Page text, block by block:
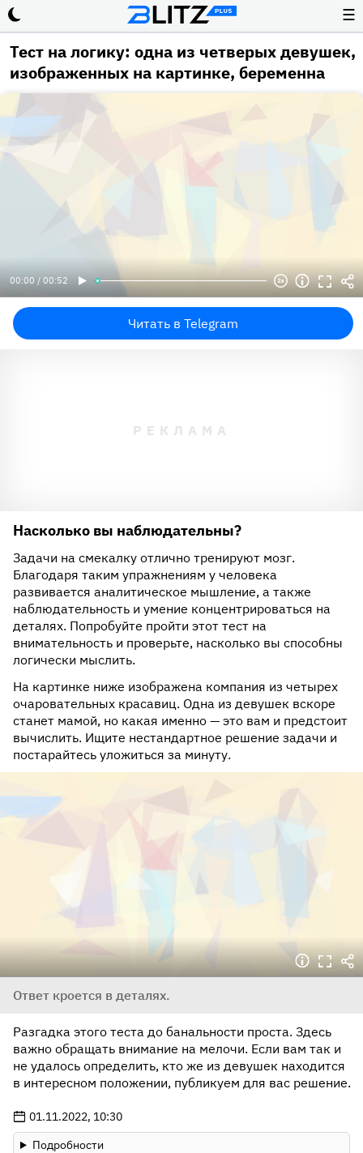
☰
Тест на логику: одна из четверых девушек,
изображенных на картинке, беременна
00:00 / 00:52
Читать в Telegram
Насколько вы наблюдательны?
Задачи на смекалку отлично тренируют мозг.
Благодаря таким упражнениям у человека
развивается аналитическое мышление, а также
наблюдательность и умение концентрироваться на
деталях. Попробуйте пройти этот тест на
внимательность и проверьте, насколько вы способны
логически мыслить.
На картинке ниже изображена компания из четырех
очаровательных красавиц. Одна из девушек вскоре
станет мамой, но какая именно — это вам и предстоит
вычислить. Ищите нестандартное решение задачи и
постарайтесь уложиться за минуту.
Ответ кроется в деталях.
Разгадка этого теста до банальности проста. Здесь
важно обращать внимание на мелочи. Если вам так и
не удалось определить, кто же из девушек находится
в интересном положении, публикуем для вас решение.
Нажмите, чтобы узнать ответ
01.11.2022, 10:30
Подробности